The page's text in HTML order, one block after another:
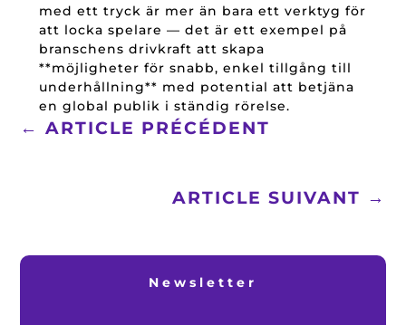
med ett tryck är mer än bara ett verktyg för
att locka spelare — det är ett exempel på
branschens drivkraft att skapa
**möjligheter för snabb, enkel tillgång till
underhållning** med potential att betjäna
en global publik i ständig rörelse.
←ARTICLE PRÉCÉDENT
ARTICLE SUIVANT →
Newsletter